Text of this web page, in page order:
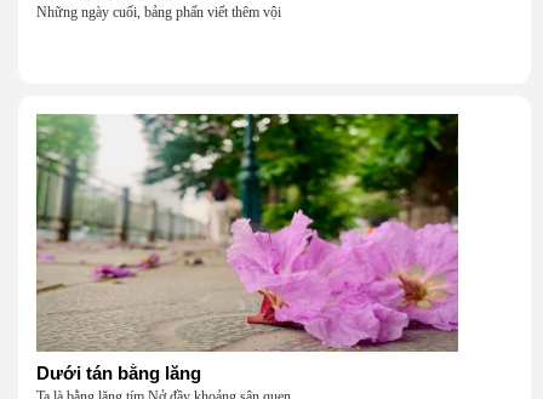
Những ngày cuối, bảng phấn viết thêm vội
Dưới tán bằng lăng